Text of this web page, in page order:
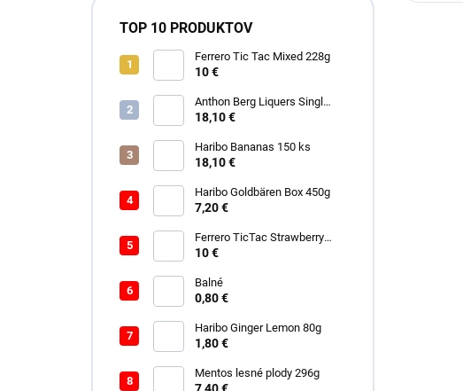
TOP 10 PRODUKTOV
Ferrero Tic Tac Mixed 228g
10 €
Anthon Berg Liquers Singl
Malt 230G
18,10 €
Haribo Bananas 150 ks
18,10 €
Haribo Goldbären Box 450g
7,20 €
Ferrero TicTac Strawberry
228g
10 €
Balné
0,80 €
Haribo Ginger Lemon 80g
1,80 €
Mentos lesné plody 296g